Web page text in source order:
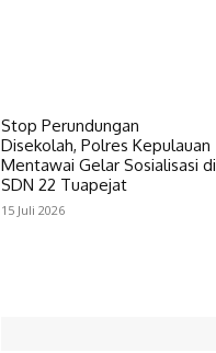
Stop Perundungan
Disekolah, Polres Kepulauan
Mentawai Gelar Sosialisasi di
SDN 22 Tuapejat
15 Juli 2026